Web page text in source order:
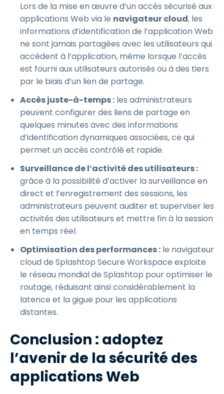
Lors de la mise en œuvre d’un accès sécurisé aux
applications Web via le navigateur cloud, les
informations d’identification de l’application Web
ne sont jamais partagées avec les utilisateurs qui
accèdent à l’application, même lorsque l’accès
est fourni aux utilisateurs autorisés ou à des tiers
par le biais d’un lien de partage.
Accès juste-à-temps : les administrateurs
peuvent configurer des liens de partage en
quelques minutes avec des informations
d’identification dynamiques associées, ce qui
permet un accès contrôlé et rapide.
Surveillance de l’activité des utilisateurs :
grâce à la possibilité d’activer la surveillance en
direct et l’enregistrement des sessions, les
administrateurs peuvent auditer et superviser les
activités des utilisateurs et mettre fin à la session
en temps réel.
Optimisation des performances : le navigateur
cloud de Splashtop Secure Workspace exploite
le réseau mondial de Splashtop pour optimiser le
routage, réduisant ainsi considérablement la
latence et la gigue pour les applications
distantes.
Conclusion : adoptez
l’avenir de la sécurité des
applications Web